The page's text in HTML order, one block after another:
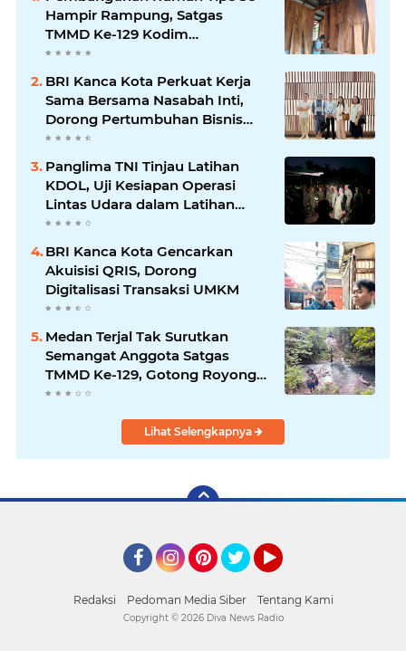
Hampir Rampung, Satgas
TMMD Ke-129 Kodim
1807/Sorong Selatan Wujudkan
BRI Kanca Kota Perkuat Kerja
Sama Bersama Nasabah Inti,
Dorong Pertumbuhan Bisnis
Berkelanjutan
Panglima TNI Tinjau Latihan
KDOL, Uji Kesiapan Operasi
Lintas Udara dalam Latihan
Terintegrasi TNI 2026
BRI Kanca Kota Gencarkan
Akuisisi QRIS, Dorong
Digitalisasi Transaksi UMKM
Medan Terjal Tak Surutkan
Semangat Anggota Satgas
TMMD Ke-129, Gotong Royong
Wujudkan Pembangunan di
Lihat Selengkapnya
Redaksi Pedoman Media Siber Tentang Kami
Copyright © 2026 Diva News Radio